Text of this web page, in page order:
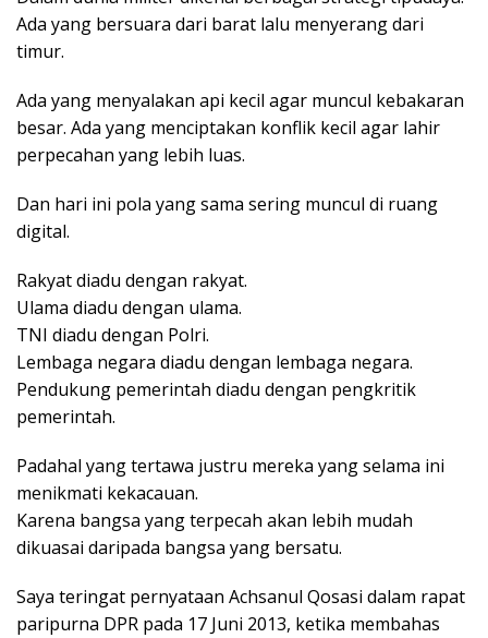
Ada yang bersuara dari barat lalu menyerang dari
timur.
Ada yang menyalakan api kecil agar muncul kebakaran
besar. Ada yang menciptakan konflik kecil agar lahir
perpecahan yang lebih luas.
Dan hari ini pola yang sama sering muncul di ruang
digital.
Rakyat diadu dengan rakyat.
Ulama diadu dengan ulama.
TNI diadu dengan Polri.
Lembaga negara diadu dengan lembaga negara.
Pendukung pemerintah diadu dengan pengkritik
pemerintah.
Padahal yang tertawa justru mereka yang selama ini
menikmati kekacauan.
Karena bangsa yang terpecah akan lebih mudah
dikuasai daripada bangsa yang bersatu.
Saya teringat pernyataan Achsanul Qosasi dalam rapat
paripurna DPR pada 17 Juni 2013, ketika membahas